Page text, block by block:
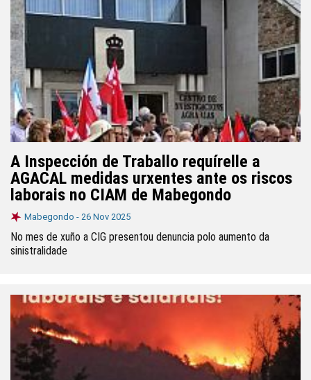
A Inspección de Traballo requírelle a
AGACAL medidas urxentes ante os riscos
laborais no CIAM de Mabegondo
Mabegondo - 26 Nov 2025
No mes de xuño a CIG presentou denuncia polo aumento da
sinistralidade